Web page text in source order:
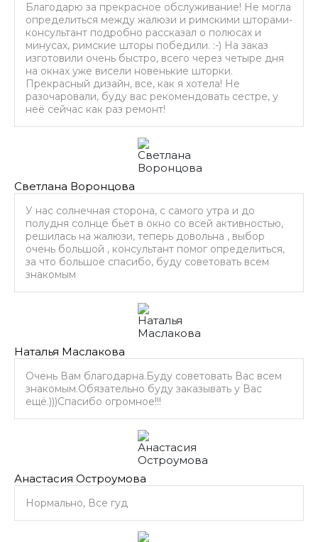
Благодарю за прекрасное обслуживание! Не могла
определиться между жалюзи и римскими шторами-
консультант подробно рассказал о полюсах и
минусах, римские шторы победили. :-) На заказ
изготовили очень быстро, всего через четыре дня
на окнах уже висели новенькие шторки.
Прекрасный дизайн, все, как я хотела! Не
разочаровали, буду вас рекомендовать сестре, у
неё сейчас как раз ремонт!
Светлана Воронцова
У нас солнечная сторона, с самого утра и до
полудня солнце бьет в окно со всей активностью,
решилась на жалюзи, теперь довольна , выбор
очень большой , консультант помог определиться,
за что большое спасибо, буду советовать всем
знакомым
Наталья Маслакова
Очень Вам благодарна.Буду советовать Вас всем
знакомым.Обязательно буду заказывать у Вас
ещё.)))Спасибо огромное!!!
Анастасия Остроумова
Нормально, Все гуд